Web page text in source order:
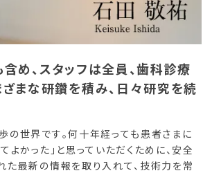
め、スタッフは全員、歯科診療
まな研鑽を積み、日々研究を続
の世界です。何十年経っても患者さまに
よかった」と思っていただくために、安全
た最新の情報を取り入れて、技術力を常